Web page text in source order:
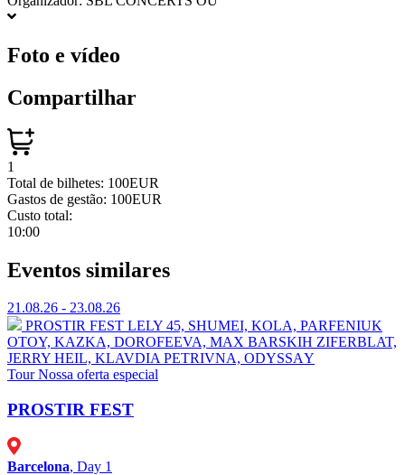
Foto e vídeo
Compartilhar
1
Total de bilhetes: 100EUR
Gastos de gestão: 100EUR
Custo total:
10:00
Eventos similares
21.08.26 - 23.08.26
PROSTIR FEST ⁠LELY 45, ⁠SHUMEI,⁠ ⁠KOLA, ⁠⁠PARFENIUK
OTOY, KAZKA, DOROFEEVA, MAX BARSKIH ⁠ZIFERBLAT,
⁠JERRY HEIL, ⁠⁠KLAVDIA PETRIVNA, ⁠ODYSSАY
Tour Nossa oferta especial
PROSTIR FEST
Barcelona, Day 1